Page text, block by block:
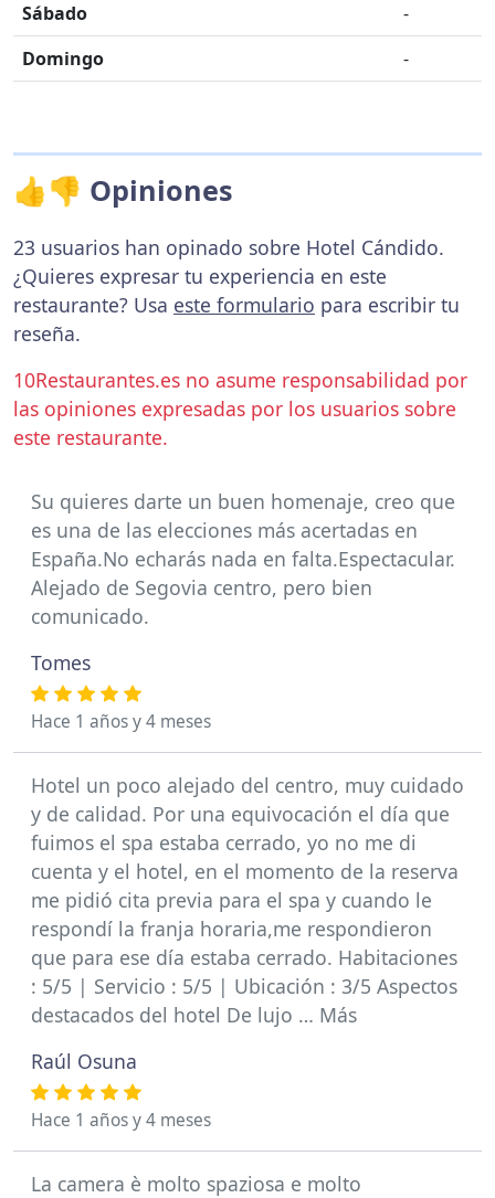
Sábado
-
Domingo
-
👍👎 Opiniones
23 usuarios han opinado sobre Hotel Cándido.
¿Quieres expresar tu experiencia en este
restaurante? Usa este formulario para escribir tu
reseña.
10Restaurantes.es no asume responsabilidad por
las opiniones expresadas por los usuarios sobre
este restaurante.
Su quieres darte un buen homenaje, creo que
es una de las elecciones más acertadas en
España.No echarás nada en falta.Espectacular.
Alejado de Segovia centro, pero bien
comunicado.
Tomes
Hace 1 años y 4 meses
Hotel un poco alejado del centro, muy cuidado
y de calidad. Por una equivocación el día que
fuimos el spa estaba cerrado, yo no me di
cuenta y el hotel, en el momento de la reserva
me pidió cita previa para el spa y cuando le
respondí la franja horaria,me respondieron
que para ese día estaba cerrado. Habitaciones
: 5/5 | Servicio : 5/5 | Ubicación : 3/5 Aspectos
destacados del hotel De lujo … Más
Raúl Osuna
Hace 1 años y 4 meses
La camera è molto spaziosa e molto